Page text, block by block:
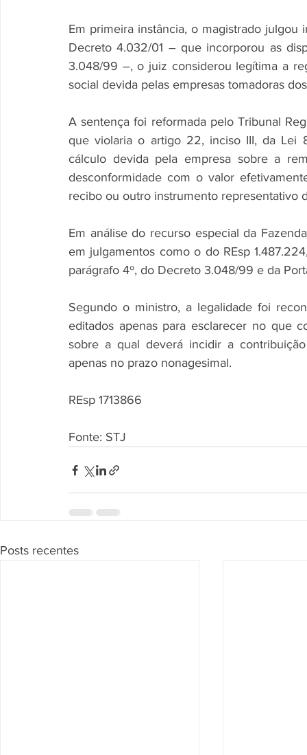
Em primeira instância, o magistrado
Decreto 4.032/01 – que incorporou as
3.048/99 –, o juiz considerou legítima a
social devida pelas empresas tomadoras
A sentença foi reformada pelo Tribunal
que violaria o artigo 22, inciso III, da Lei
cálculo devida pela empresa sobre a
desconformidade com o valor
recibo ou outro instrumento representativo
Em análise do recurso especial da
em julgamentos como o do REsp
parágrafo 4º, do Decreto 3.048/99 e da
Segundo o ministro, a legalidade foi
editados apenas para esclarecer no que
sobre a qual deverá incidir a
apenas no prazo nonagesimal.
REsp 1713866
Fonte: STJ
Posts recentes